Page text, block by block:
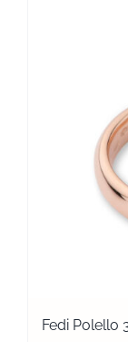
Fedi Polello